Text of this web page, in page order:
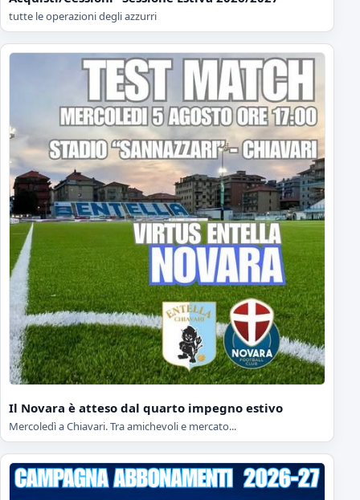
tutte le operazioni degli azzurri
Il Novara è atteso dal quarto impegno estivo
Mercoledì a Chiavari. Tra amichevoli e mercato...